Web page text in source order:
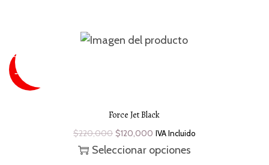
SUPER
- 45 %
Force Jet Black
$220,000 $120,000 IVA Incluido
Seleccionar opciones